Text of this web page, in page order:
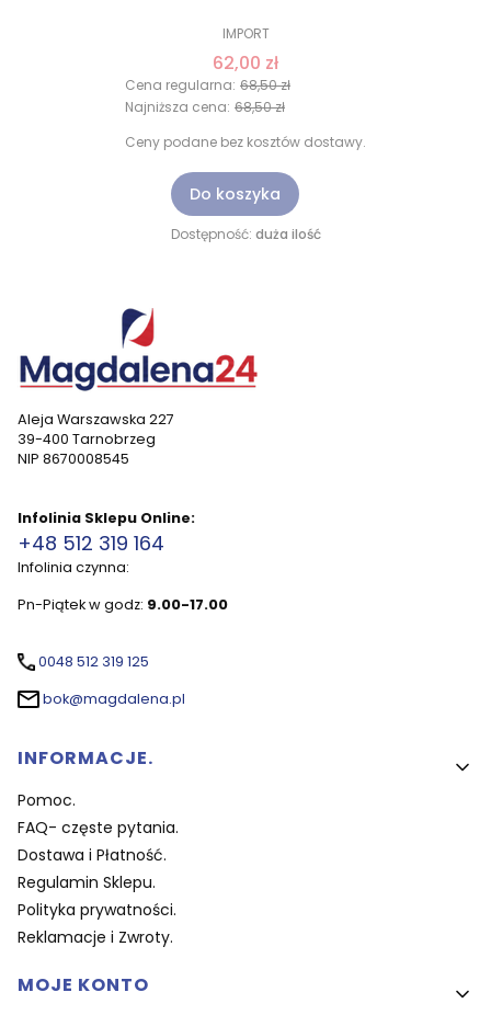
IMPORT
62,00 zł
Cena regularna: 68,50 zł
Najniższa cena: 68,50 zł
Ceny podane bez kosztów dostawy.
Do koszyka
Dostępność: duża ilość
Aleja Warszawska 227
39-400 Tarnobrzeg
NIP 8670008545
Infolinia Sklepu Online:
+48 512 319 164
Infolinia czynna:
Pn-Piątek w godz: 9.00-17.00
0048 512 319 125
bok@magdalena.pl
Linki w stopce
INFORMACJE.
Pomoc.
FAQ- częste pytania.
Dostawa i Płatność.
Regulamin Sklepu.
Polityka prywatności.
Reklamacje i Zwroty.
MOJE KONTO